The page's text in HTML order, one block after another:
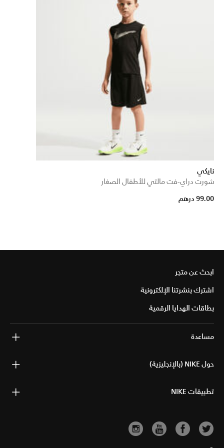
نايكي
شورت دراي-فت مالتي للأطفال الصغار
99.00 درهم
ابحث عن متجر
اشترك بنشرتنا الإلكترونية
بطاقات الهدايا الرقمية
مساعدة
حول NIKE (بالإنجليزية)
تطبيقات NIKE